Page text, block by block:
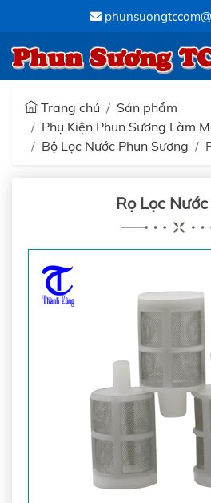
Phun Sương
Trang chủ
Sản phẩm
Phụ Kiện Phun Sương Làm
Bộ Lọc Nước Phun Sương
Rọ Lọc